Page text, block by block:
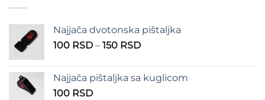
Najjača dvotonska pištaljka
100 RSD – 150 RSDRaspon
100 RSD
Najjača pištaljka sa kuglicom
100 RSD